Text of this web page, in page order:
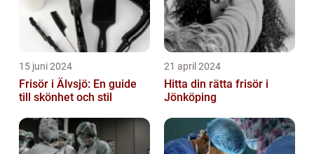
15 juni 2024
Frisör i Älvsjö: En guide
till skönhet och stil
21 april 2024
Hitta din rätta frisör i
Jönköping